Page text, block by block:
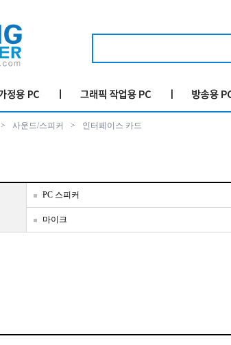
> 사운드/스피커 > 인터페이스 카드
PC 스피커
마이크